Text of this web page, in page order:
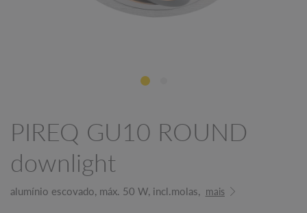
PIREQ GU10 ROUND
downlight
alumínio escovado, máx. 50 W, incl.molas, mais